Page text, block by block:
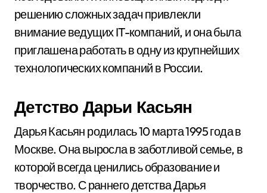
решению сложных задач привлекли
внимание ведущих IT-компаний, и она была
приглашена работать в одну из крупнейших
технологических компаний в России.
Детство Дарьи Касьян
Дарья Касьян родилась 10 марта 1995 года в
Москве. Она выросла в заботливой семье, в
которой всегда ценились образование и
творчество. С раннего детства Дарья